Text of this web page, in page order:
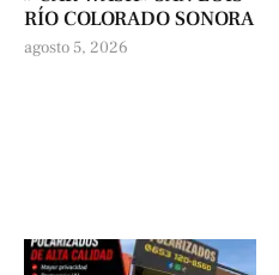
RÍO COLORADO SONORA
agosto 5, 2026